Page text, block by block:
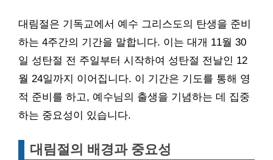
대림절은 기독교에서 예수 그리스도의 탄생을 준비
하는 4주간의 기간을 말합니다. 이는 대개 11월 30
일 성탄절 전 주일부터 시작하여 성탄절 전날인 12
월 24일까지 이어집니다. 이 기간은 기도를 통해 영
적 준비를 하고, 예수님의 출생을 기념하는 데 집중
하는 중요성이 있습니다.
대림절의 배경과 중요성